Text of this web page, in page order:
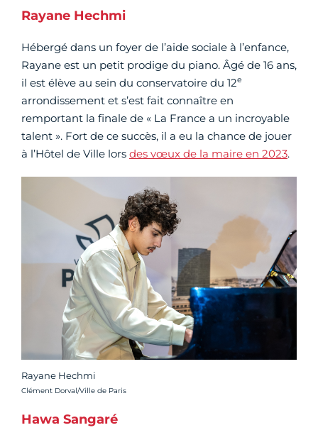
Rayane Hechmi
Hébergé dans un foyer de l’aide sociale à l’enfance,
Rayane est un petit prodige du piano. Âgé de 16 ans,
il est élève au sein du conservatoire du 12e
arrondissement et s’est fait connaître en
remportant la finale de « La France a un incroyable
talent ». Fort de ce succès, il a eu la chance de jouer
à l’Hôtel de Ville lors des vœux de la maire en 2023.
Rayane Hechmi
Crédit photo :
Clément Dorval/Ville de Paris
Hawa Sangaré